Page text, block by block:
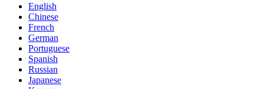
English
Chinese
French
German
Portuguese
Spanish
Russian
Japanese